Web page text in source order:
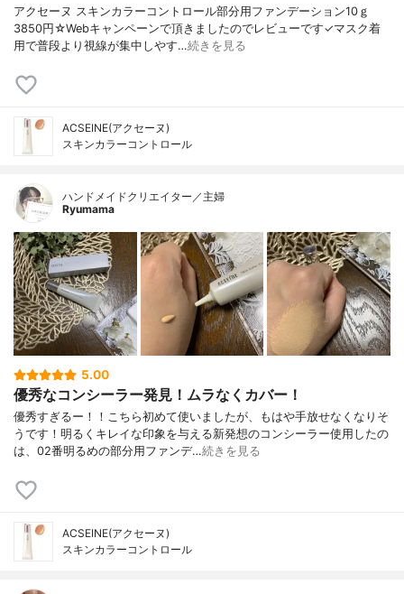
アクセーヌ スキンカラーコントロール部分用ファンデーション10ｇ
3850円☆Webキャンペーンで頂きましたのでレビューです✓マスク着
用で普段より視線が集中しやす…続きを見る
ACSEINE(アクセーヌ)
スキンカラーコントロール
ハンドメイドクリエイター／主婦
Ryumama
5.00
優秀なコンシーラー発見！ムラなくカバー！
優秀すぎるー！！こちら初めて使いましたが、もはや手放せなくなりそ
うです！明るくキレイな印象を与える新発想のコンシーラー使用したの
は、02番明るめの部分用ファンデ…続きを見る
ACSEINE(アクセーヌ)
スキンカラーコントロール